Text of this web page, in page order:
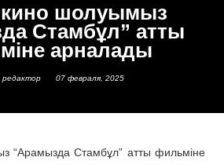
кино шолуымыз
Стамбұл” атты
арналады
07 февраля, 2025
“Арамызда Стамбұл” атты фильміне